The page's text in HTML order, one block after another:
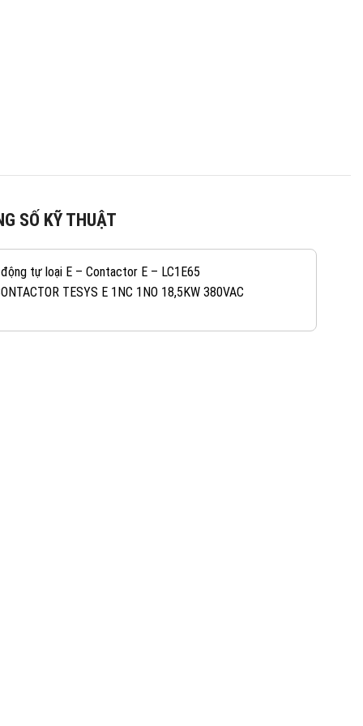
SỐ KỸ THUẬT
động tự loại E – Contactor E – LC1E65
TESYS E 1NC 1NO 18,5KW 380VAC